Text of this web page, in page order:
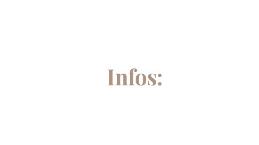
Infos: